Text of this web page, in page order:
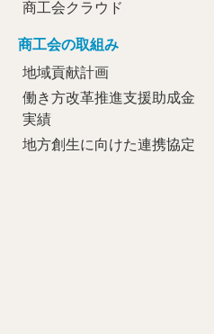
商工会クラウド
商工会の取組み
地域貢献計画
働き方改革推進支援助成金
実績
地方創生に向けた連携協定